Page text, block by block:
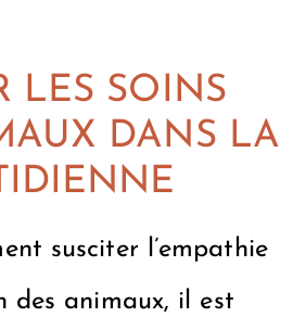
LES SOINS
DANS LA
susciter l’empathie
des animaux, il est